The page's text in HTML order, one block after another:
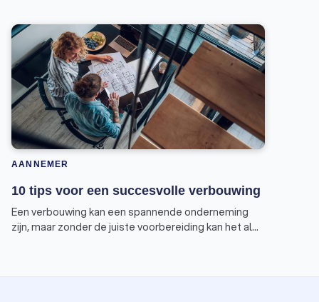
AANNEMER
10 tips voor een succesvolle verbouwing
Een verbouwing kan een spannende onderneming
zijn, maar zonder de juiste voorbereiding kan het al